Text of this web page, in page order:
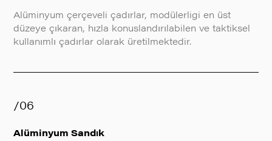
Alüminyum çerçeveli çadırlar, modülerligi en üst
düzeye çıkaran, hızla konuslandırılabilen ve taktiksel
kullanımlı çadırlar olarak üretilmektedir.
/06
Alüminyum Sandık